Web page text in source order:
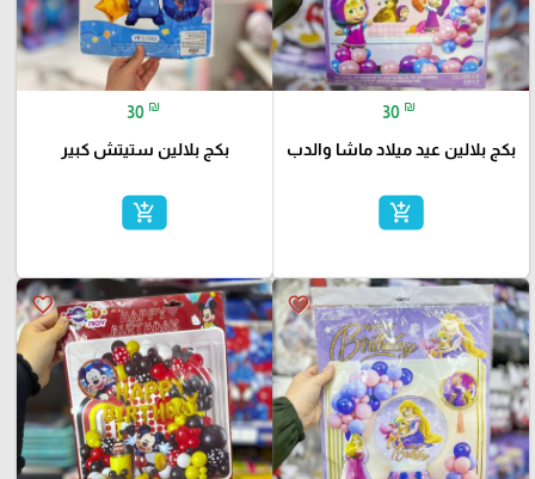
30 ₪
بكج بلالين عيد ميلاد ماشا والدب
add_shopping_cart
30 ₪
بكج بلالين ستيتش كبير
add_shopping_cart
favorite_border
favorite_border